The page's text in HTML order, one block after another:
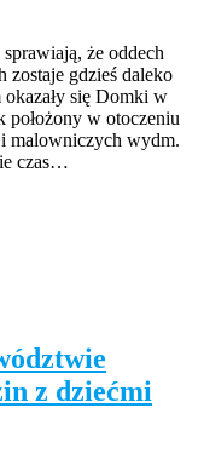
że oddech
zostaje gdzieś daleko
się Domki w
w otoczeniu
malowniczych wydm.
czas…
z dziećmi